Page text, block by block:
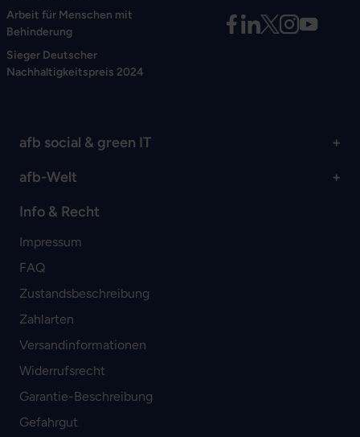
Arbeit für Menschen mit
Behinderung
Sieger Deutscher
Nachhaltigkeitspreis 2024
afb social & green IT
afb-Welt
Info & Recht
Impressum
FAQ
Zustandsbeschreibung
Zahlarten
Versandinformationen
Widerrufsrecht
Garantie-Beschreibung
Gefahrgut